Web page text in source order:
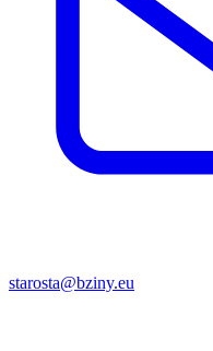
starosta@bziny.eu